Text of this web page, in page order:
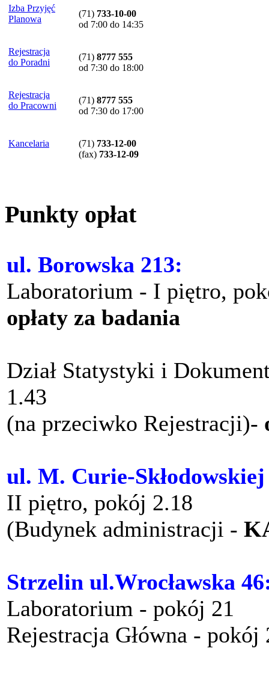
Izba Przyjęć
Planowa
(71) 733-10-00
od 7:00 do 14:35
Rejestracja
do Poradni
(71) 8777 555
od 7:30 do 18:00
Rejestracja
do Pracowni
(71) 8777 555
od 7:30 do 17:00
Kancelaria (71) 733-12-00
(fax) 733-12-09
Punkty opłat
ul. Borowska 213:
Laboratorium - I piętro,
opłaty za badania
Dział Statystyki i
1.43
(na przeciwko Rejestracji)-
ul. M. Curie-Skłodowskiej
II piętro, pokój 2.18
(Budynek administracji -
Strzelin ul.Wrocławska
Laboratorium - pokój 21
Rejestracja Główna -